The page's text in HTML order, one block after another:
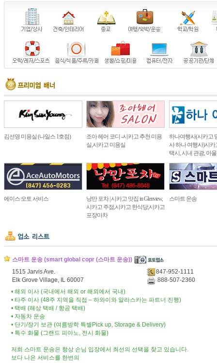
김선영 미용실 (나일스 1호점)
조아 헤어 코디 -시카고 추천 미용
실,시카고 미용실
하나여행사(시카고
사 하나 여행사)시카
택시, 시내 관광, 아
에이스 오토 서비스
낭만 포차 | 시카고 맛집 in Glenview,
시카고 주점,시카고 한식당,시카고
포장마차
스마트 운송
스마트 운송 (smart global copr (스마트 운송))
1515 Jarvis Ave.
Elk Grove Village, IL 60007
847-952-1111
888-507-2360
• 해외 이사 (국내에서 해외 or 해외에서 국내)
• 타주 이사 (48주 지역을 직접 – 하와이와 알라스카는 파트너 진행)
• 택배 (해상 택배 / 항공 택배)
• 자동차 운송
• 단기/장기 보관 (여름방학 특별Pick up, Storage & Delivery)
• 특수 화물 (그랜드 피아노, 전시 화물)
저희 스마트 운송은 항상 손님 입장에서 최선의 선택을 찾고 있습니다.
보다 나은 서비스를 한번의